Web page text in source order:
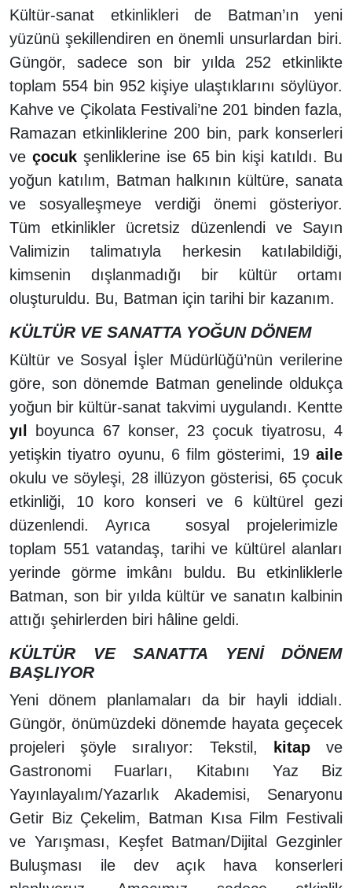
Kültür-sanat etkinlikleri de Batman’ın yeni
yüzünü şekillendiren en önemli unsurlardan biri.
Güngör, sadece son bir yılda 252 etkinlikte
toplam 554 bin 952 kişiye ulaştıklarını söylüyor.
Kahve ve Çikolata Festivali’ne 201 binden fazla,
Ramazan etkinliklerine 200 bin, park konserleri
ve çocukşenliklerine ise 65 bin kişi katıldı. Bu
yoğun katılım, Batman halkının kültüre, sanata
ve sosyalleşmeye verdiği önemi gösteriyor.
Tüm etkinlikler ücretsiz düzenlendi ve Sayın
Valimizin talimatıyla herkesin katılabildiği,
kimsenin dışlanmadığı bir kültür ortamı
oluşturuldu. Bu, Batman için tarihi bir kazanım.
KÜLTÜR VE SANATTA YOĞUN DÖNEM
Kültür ve Sosyal İşler Müdürlüğü’nün verilerine
göre, son dönemde Batman genelinde oldukça
yoğun bir kültür-sanat takvimi uygulandı. Kentte
yıl
boyunca 67 konser, 23 çocuk tiyatrosu, 4
yetişkin tiyatro oyunu, 6 film gösterimi, 19 aile
okulu ve söyleşi, 28 illüzyon gösterisi, 65 çocuk
etkinliği, 10 koro konseri ve 6 kültürel gezi
düzenlendi. Ayrıca sosyal projelerimizle
toplam 551 vatandaş, tarihi ve kültürel alanları
yerinde görme imkânı buldu. Bu etkinliklerle
Batman, son bir yılda kültür ve sanatın kalbinin
attığı şehirlerden biri hâline geldi.
KÜLTÜR VE SANATTA YENİ DÖNEM
BAŞLIYOR
Yeni dönem planlamaları da bir hayli iddialı.
Güngör, önümüzdeki dönemde hayata geçecek
projeleri şöyle sıralıyor: Tekstil,
kitapve
Gastronomi Fuarları, Kitabını Yaz Biz
Yayınlayalım/Yazarlık Akademisi, Senaryonu
Getir Biz Çekelim, Batman Kısa Film Festivali
ve Yarışması, Keşfet Batman/Dijital Gezginler
Buluşması ile dev açık hava konserleri